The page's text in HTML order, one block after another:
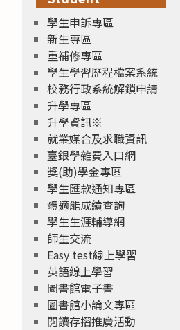
學生申訴專區
新生專區
重補修專區
學生學習歷程檔案系統
校務行政系統解鎖申請
升學專區
升學資訊※
就業媒合及求職資訊
臺銀學雜費入口網
獎(助)學金專區
學生匯款通知專區
體適能成績查詢
學生生涯輔導網
師生交流
Easy test線上學習
英語線上學習
圖書館電子書
圖書館小論文專區
閱讀存摺推廣活動